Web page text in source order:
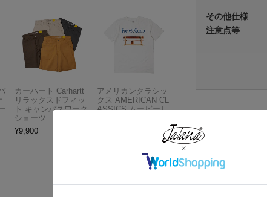
その他仕様
注意点等
各部実寸平均値
サイズはUSA表記と
サイズ
S
カーハート Carhartt
リラックスドフィッ
ト キャンバスワーク
ショーツ
¥9,900
アメリカンクラシッ
クス AMERICAN CL
ASSICS ムービーT